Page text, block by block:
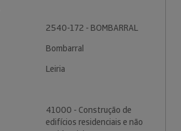
2540-172 - BOMBARRAL
Bombarral
Leiria
41000 - Construção de
edifícios residenciais e não